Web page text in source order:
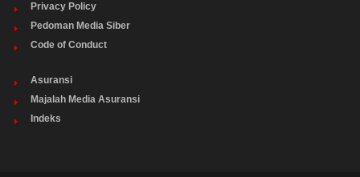
Privacy Policy
Pedoman Media Siber
Code of Conduct
Asuransi
Majalah Media Asuransi
Indeks